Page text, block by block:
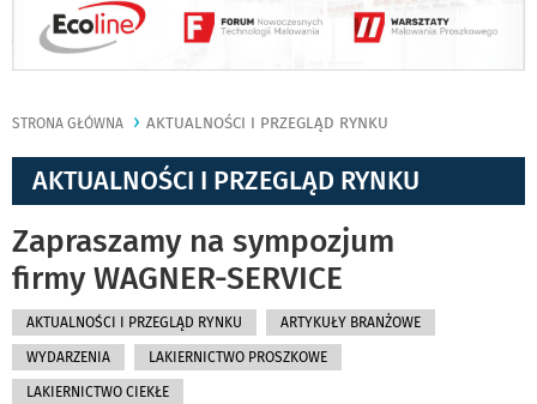
STRONA GŁÓWNA AKTUALNOŚCI I PRZEGLĄD RYNKU
AKTUALNOŚCI I PRZEGLĄD RYNKU
Zapraszamy na sympozjum
firmy WAGNER-SERVICE
AKTUALNOŚCI I PRZEGLĄD RYNKU ARTYKUŁY BRANŻOWE
WYDARZENIA LAKIERNICTWO PROSZKOWE
LAKIERNICTWO CIEKŁE